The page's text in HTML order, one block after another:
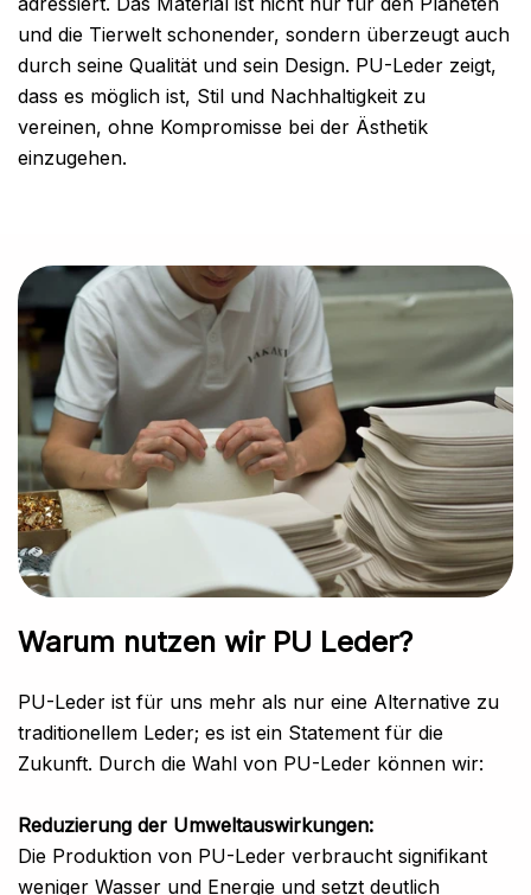
und die Tierwelt schonender, sondern überzeugt auch
durch seine Qualität und sein Design. PU-Leder zeigt,
dass es möglich ist, Stil und Nachhaltigkeit zu
vereinen, ohne Kompromisse bei der Ästhetik
einzugehen.
Warum nutzen wir PU Leder?
PU-Leder ist für uns mehr als nur eine Alternative zu
traditionellem Leder; es ist ein Statement für die
Zukunft. Durch die Wahl von PU-Leder können wir:
Reduzierung der Umweltauswirkungen:
Die Produktion von PU-Leder verbraucht signifikant
weniger Wasser und Energie und setzt deutlich